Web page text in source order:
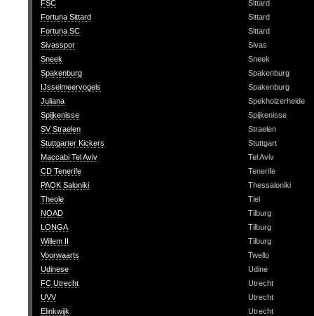
FSC
Sittard
Fortuna Sittard
Sittard
Fortuna SC
Sittard
Sivasspor
Sivas
Sneek
Sneek
Spakenburg
Spakenburg
IJsselmeervogels
Spakenburg
Juliana
Spekholzerheide
Spijkenisse
Spijkenisse
SV Straelen
Straelen
Stuttgarter Kickers
Stuttgart
Maccabi Tel Aviv
Tel Aviv
CD Tenerife
Tenerife
PAOK Saloniki
Thessaloniki
Theole
Tiel
NOAD
Tilburg
LONGA
Tilburg
Willem II
Tilburg
Voorwaarts
Twello
Udinese
Udine
FC Utrecht
Utrecht
UVV
Utrecht
Elinkwijk
Utrecht